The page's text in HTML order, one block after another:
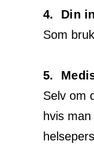
4. Din
Som
5.
Selv om
hvis